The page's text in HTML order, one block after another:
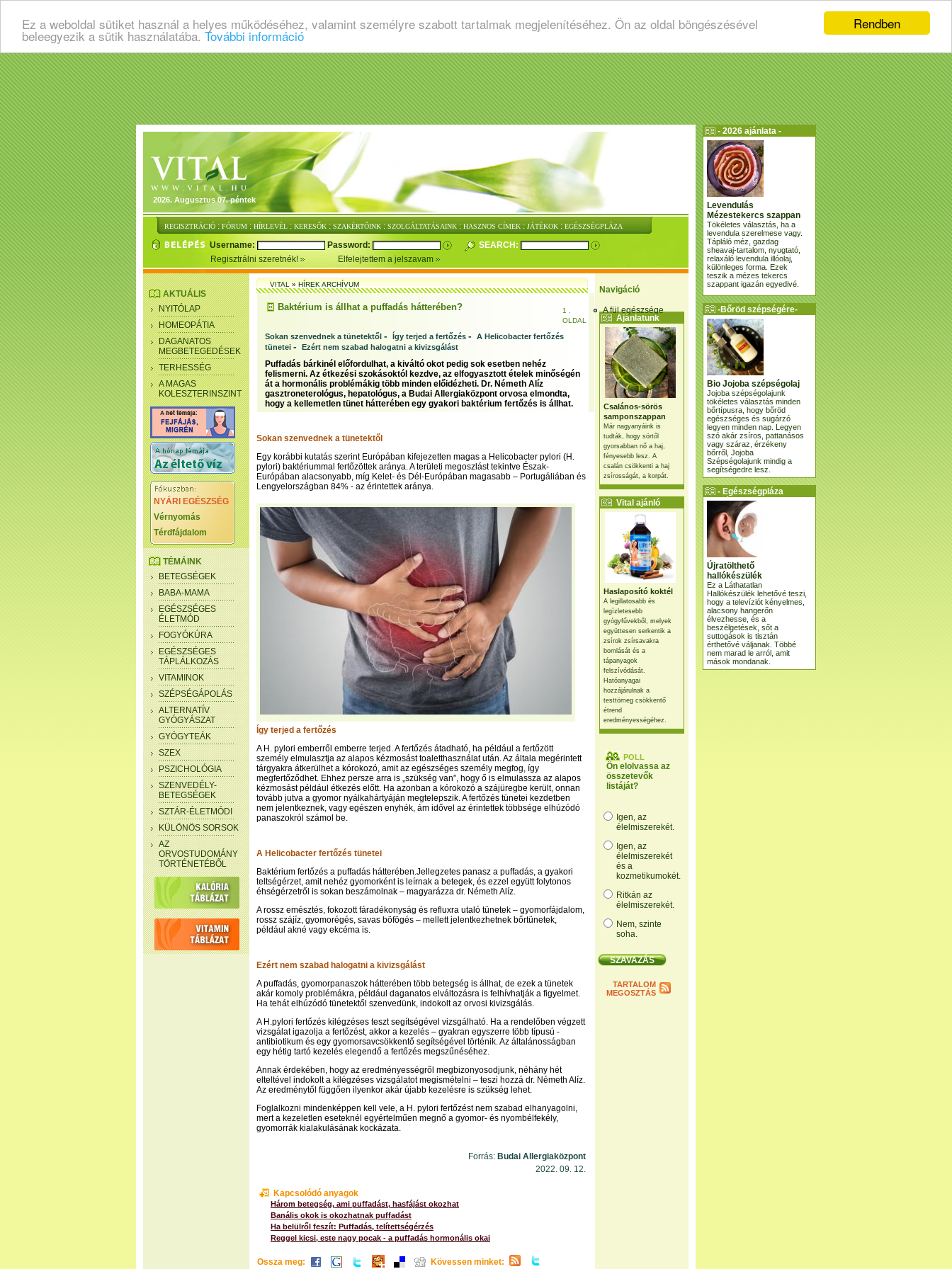
Rendben
Ez a weboldal sütiket használ a helyes működéséhez, valamint személyre szabott tartalmak megjelenítéséhez. Ön az oldal böngészésével
beleegyezik a sütik használatába. További információ
2026. Augusztus 07. péntek
REGISZTRÁCIÓ : FÓRUM : HÍRLEVÉL : KERESŐK : SZAKÉRTŐINK : SZOLGÁLTATÁSAINK : HASZNOS CÍMEK : JÁTÉKOK : EGÉSZSÉGPLÁZA
Username: Password:
SEARCH:
Regisztrálni szeretnék!
Elfelejtettem a jelszavam
Navigáció
A fül egészsége
Ajánlatunk
Csalános-sörös
samponszappan
Már nagyanyáink is
tudták, hogy sörtől
gyorsabban nő a haj,
fényesebb lesz. A
csalán csökkenti a haj
zsírosságát, a korpát.
Vital ajánló
Haslaposító koktél
A legillatosabb és
legízletesebb
gyógyfűvekből, melyek
együttesen serkentik a
zsírok zsírsavakra
bomlását és a
tápanyagok
felszívódását.
Hatóanyagai
hozzájárulnak a
testtömeg csökkentő
étrend
eredményességéhez.
POLL
Ön elolvassa az
összetevők
listáját?
Igen, az
élelmiszerekét.
Igen, az
élelmiszerekét
és a
kozmetikumokét.
Ritkán az
élelmiszerekét.
Nem, szinte
soha.
TARTALOM
MEGOSZTÁS
AKTUÁLIS
NYITÓLAP
HOMEOPÁTIA
DAGANATOS
MEGBETEGEDÉSEK
TERHESSÉG
A MAGAS
KOLESZTERINSZINT
NYÁRI EGÉSZSÉG
Vérnyomás
Térdfájdalom
TÉMÁINK
BETEGSÉGEK
BABA-MAMA
EGÉSZSÉGES
ÉLETMÓD
FOGYÓKÚRA
EGÉSZSÉGES
TÁPLÁLKOZÁS
VITAMINOK
SZÉPSÉGÁPOLÁS
ALTERNATÍV
GYÓGYÁSZAT
GYÓGYTEÁK
SZEX
PSZICHOLÓGIA
SZENVEDÉLY-
BETEGSÉGEK
SZTÁR-ÉLETMÓDI
KÜLÖNÖS SORSOK
AZ
ORVOSTUDOMÁNY
TÖRTÉNETÉBŐL
VITAL»HÍREK ARCHÍVUM
Baktérium is állhat a puffadás hátterében?
1 .
OLDAL
Sokan szenvednek a tünetektől - Így terjed a fertőzés - A Helicobacter fertőzés
tünetei - Ezért nem szabad halogatni a kivizsgálást
Puffadás bárkinél előfordulhat, a kiváltó okot pedig sok esetben nehéz
felismerni. Az étkezési szokásoktól kezdve, az elfogyasztott ételek minőségén
át a hormonális problémákig több minden előidézheti. Dr. Németh Alíz
gasztroneterológus, hepatológus, a Budai Allergiaközpont orvosa elmondta,
hogy a kellemetlen tünet hátterében egy gyakori baktérium fertőzés is állhat.
Sokan szenvednek a tünetektől
Egy korábbi kutatás szerint Európában kifejezetten magas a Helicobacter pylori (H.
pylori) baktériummal fertőzöttek aránya. A területi megoszlást tekintve Észak-
Európában alacsonyabb, míg Kelet- és Dél-Európában magasabb – Portugáliában és
Lengyelországban 84% - az érintettek aránya.
Így terjed a fertőzés
A H. pylori emberről emberre terjed. A fertőzés átadható, ha például a fertőzött
személy elmulasztja az alapos kézmosást toaletthasználat után. Az általa megérintett
tárgyakra átkerülhet a kórokozó, amit az egészséges személy megfog, így
megfertőződhet. Ehhez persze arra is „szükség van”, hogy ő is elmulassza az alapos
kézmosást például étkezés előtt. Ha azonban a kórokozó a szájüregbe került, onnan
tovább jutva a gyomor nyálkahártyáján megtelepszik. A fertőzés tünetei kezdetben
nem jelentkeznek, vagy egészen enyhék, ám idővel az érintettek többsége elhúzódó
panaszokról számol be.
A Helicobacter fertőzés tünetei
Baktérium fertőzés a puffadás hátterében.Jellegzetes panasz a puffadás, a gyakori
teltségérzet, amit nehéz gyomorként is leírnak a betegek, és ezzel együtt folytonos
éhségérzetről is sokan beszámolnak – magyarázza dr. Németh Alíz.
A rossz emésztés, fokozott fáradékonyság és refluxra utaló tünetek – gyomorfájdalom,
rossz szájíz, gyomorégés, savas böfögés – mellett jelentkezhetnek bőrtünetek,
például akné vagy ekcéma is.
Ezért nem szabad halogatni a kivizsgálást
A puffadás, gyomorpanaszok hátterében több betegség is állhat, de ezek a tünetek
akár komoly problémákra, például daganatos elváltozásra is felhívhatják a figyelmet.
Ha tehát elhúzódó tünetektől szenvedünk, indokolt az orvosi kivizsgálás.
A H.pylori fertőzés kilégzéses teszt segítségével vizsgálható. Ha a rendelőben végzett
vizsgálat igazolja a fertőzést, akkor a kezelés – gyakran egyszerre több típusú -
antibiotikum és egy gyomorsavcsökkentő segítségével történik. Az általánosságban
egy hétig tartó kezelés elegendő a fertőzés megszűnéséhez.
Annak érdekében, hogy az eredményességről megbizonyosodjunk, néhány hét
elteltével indokolt a kilégzéses vizsgálatot megismételni – teszi hozzá dr. Németh Alíz.
Az eredménytől függően ilyenkor akár újabb kezelésre is szükség lehet.
Foglalkozni mindenképpen kell vele, a H. pylori fertőzést nem szabad elhanyagolni,
mert a kezeletlen eseteknél egyértelműen megnő a gyomor- és nyombélfekély,
gyomorrák kialakulásának kockázata.
Forrás: Budai Allergiaközpont
2022. 09. 12.
Kapcsolódó anyagok
Három betegség, ami puffadást, hasfájást okozhat
Banális okok is okozhatnak puffadást
Ha belülről feszít: Puffadás, telítettségérzés
Reggel kicsi, este nagy pocak - a puffadás hormonális okai
Ossza meg: Kövessen minket:
- 2026 ajánlata -
Levendulás
Mézestekercs szappan
Tökéletes választás, ha a
levendula szerelmese vagy.
Tápláló méz, gazdag
sheavaj-tartalom, nyugtató,
relaxáló levendula illóolaj,
különleges forma. Ezek
teszik a mézes tekercs
szappant igazán egyedivé.
-Bőröd szépségére-
Bio Jojoba szépségolaj
Jojoba szépségolajunk
tökéletes választás minden
bőrtípusra, hogy bőröd
egészséges és sugárzó
legyen minden nap. Legyen
szó akár zsíros, pattanásos
vagy száraz, érzékeny
bőrről, Jojoba
Szépségolajunk mindig a
segítségedre lesz.
- Egészségpláza
ajánlatunk -
Újratölthető
hallókészülék
Ez a Láthatatlan
Hallókészülék lehetővé teszi,
hogy a televíziót kényelmes,
alacsony hangerőn
élvezhesse, és a
beszélgetések, sőt a
suttogások is tisztán
érthetővé váljanak. Többé
nem marad le arról, amit
mások mondanak.